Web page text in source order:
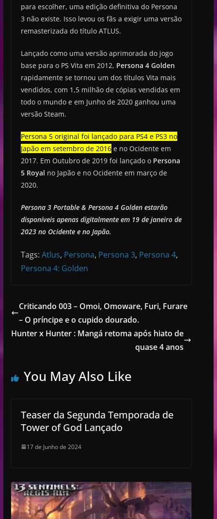
para escolher, uma edição definitiva do Persona
3 não existe. Isso levou os fãs a exigir uma versão
remasterizada do título ATLUS.
Lançado como uma versão aprimorada do jogo
base para o PS Vita em 2012, Persona 4 Golden
rapidamente se tornou um dos títulos Vita mais
vendidos, com 1,5 milhão de cópias vendidas em
todo o mundo e em Junho de 2020 ganhou uma
versão Steam.
Persona 5 original foi lançado para PS4 e PS3 no
Japão em setembro de 2016e no Ocidente em
2017. Em Outubro de 2019 foi lançado o Persona
5 Royal no Japão e no Ocidente em março de
2020.
Persona 3 Portable & Persona 4 Golden estarão
disponíveis apenas digitalmente em 19 de janeiro de
2023 no Ocidente e no Japão.
Tags: Atlus, Persona, Persona 3, Persona 4,
Persona 4: Golden
Criticando 003 – Omoi, Omoware, Furi, Furare
– O príncipe e o cupido dourado.
Hunter x Hunter : Mangá retoma após hiato de
quase 4 anos
You May Also Like
Teaser da Segunda Temporada de
Tower of God Lançado
17 de Junho de 2024